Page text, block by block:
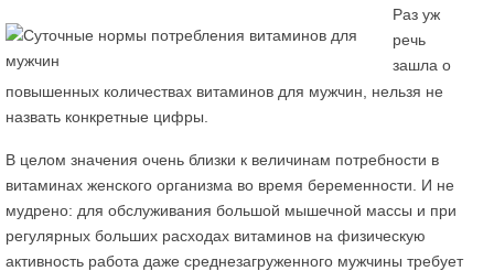
Раз уж
речь
зашла о
повышенных количествах витаминов для мужчин, нельзя не
назвать конкретные цифры.
В целом значения очень близки к величинам потребности в
витаминах женского организма во время беременности. И не
мудрено: для обслуживания большой мышечной массы и при
регулярных больших расходах витаминов на физическую
активность работа даже среднезагруженного мужчины требует